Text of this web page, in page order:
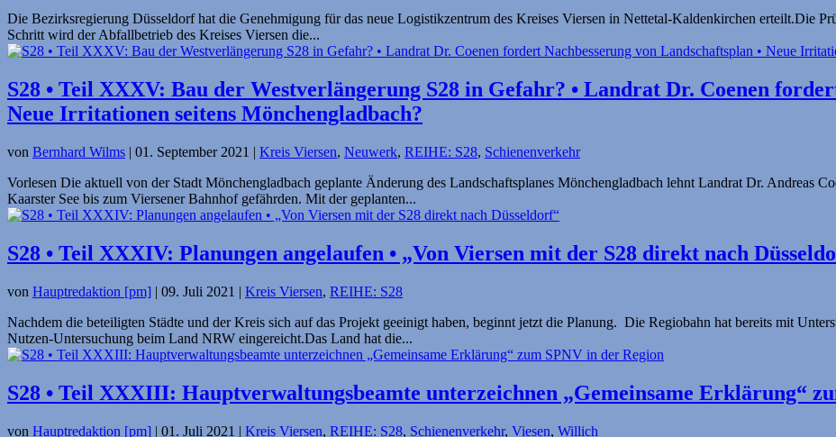
Die Bezirksregierung Düsseldorf hat die Genehmigung für das neue Logistikzentrum des Kreises Viersen in Nettetal-Kaldenkirchen erteilt.Die
Schritt wird der Abfallbetrieb des Kreises Viersen die...
S28 • Teil XXXV: Bau der Westverlängerung S28 in Gefahr? • Landrat Dr. Coenen
Neue Irritationen seitens Mönchengladbach?
von Bernhard Wilms | 01. September 2021 | Kreis Viersen, Neuwerk, REIHE: S28, Schienenverkehr
Vorlesen Die aktuell von der Stadt Mönchengladbach geplante Änderung des Landschaftsplanes Mönchengladbach lehnt Landrat Dr. Andreas
Kaarster See bis zum Viersener Bahnhof gefährden. Mit der geplanten...
S28 • Teil XXXIV: Planungen angelaufen • „Von Viersen mit der S28 direkt nach
von Hauptredaktion [pm] | 09. Juli 2021 | Kreis Viersen, REIHE: S28
Nachdem die beteiligten Städte und der Kreis sich auf das Projekt geeinigt haben, beginnt jetzt die Planung. Die Regiobahn hat bereits mit
Nutzen-Untersuchung beim Land NRW eingereicht.Das Land hat die...
S28 • Teil XXXIII: Hauptverwaltungsbeamte unterzeichnen „Gemeinsame Erklärung“
von Hauptredaktion [pm] | 01. Juli 2021 | Kreis Viersen, REIHE: S28, Schienenverkehr, Viesen, Willich